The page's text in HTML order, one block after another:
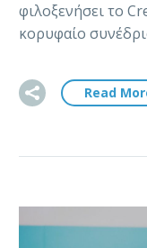
φιλοξενήσει το
κορυφαίο
Read